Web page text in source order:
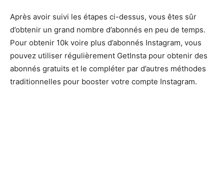
Après avoir suivi les étapes ci-dessus, vous êtes sûr
d’obtenir un grand nombre d’abonnés en peu de temps.
Pour obtenir 10k voire plus d’abonnés Instagram, vous
pouvez utiliser régulièrement GetInsta pour obtenir des
abonnés gratuits et le compléter par d’autres méthodes
traditionnelles pour booster votre compte Instagram.